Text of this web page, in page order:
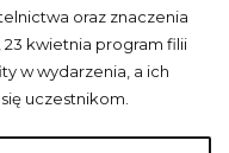
oraz znaczenia
kwietnia program filii
w wydarzenia, a ich
uczestnikom.